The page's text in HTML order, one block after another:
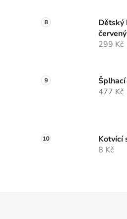
Dětský
červený
299 Kč
477 Kč
Kotvící
8 Kč